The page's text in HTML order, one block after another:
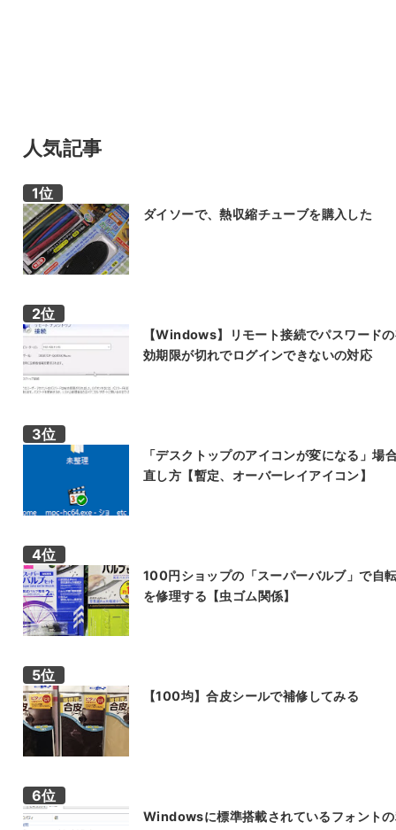
人気記事
ダイソーで、熱収縮チューブを購入した
【Windows】リモート接続でパスワード
効期限が切れでログインできないの対応
「デスクトップのアイコンが変になる」場
直し方【暫定、オーバーレイアイコン】
100円ショップの「スーパーバルブ」で自
を修理する【虫ゴム関係】
【100均】合皮シールで補修してみる
Windowsに標準搭載されているフォント